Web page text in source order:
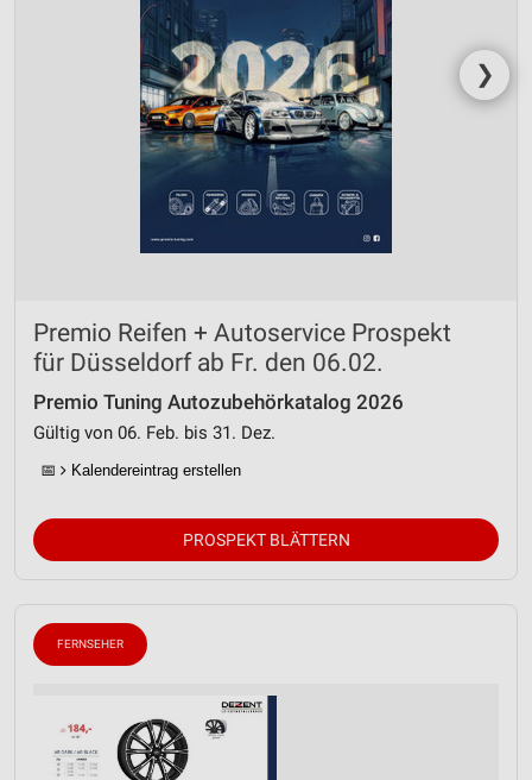
❯
Premio Reifen + Autoservice Prospekt
für Düsseldorf ab Fr. den 06.02.
Premio Tuning Autozubehörkatalog 2026
Gültig von 06. Feb. bis 31. Dez.
📅 Kalendereintrag erstellen
PROSPEKT BLÄTTERN
FERNSEHER